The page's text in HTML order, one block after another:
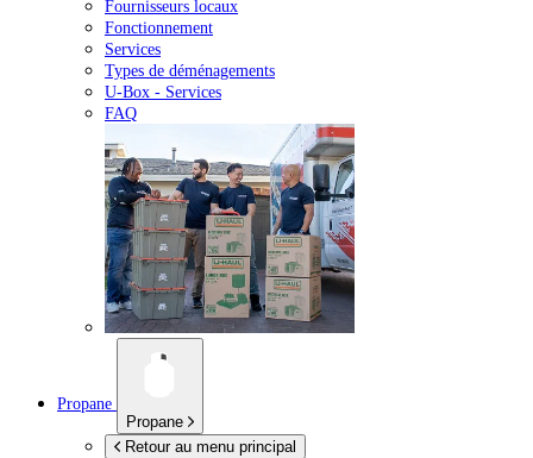
Fournisseurs locaux
Fonctionnement
Services
Types de déménagements
U-Box - Services
FAQ
Propane
Propane
Retour au menu principal